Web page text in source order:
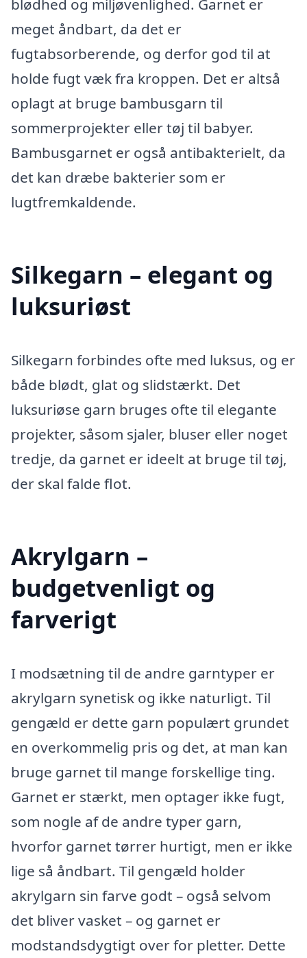
blødhed og miljøvenlighed. Garnet er
meget åndbart, da det er
fugtabsorberende, og derfor god til at
holde fugt væk fra kroppen. Det er altså
oplagt at bruge bambusgarn til
sommerprojekter eller tøj til babyer.
Bambusgarnet er også antibakterielt, da
det kan dræbe bakterier som er
lugtfremkaldende.
Silkegarn – elegant og
luksuriøst
Silkegarn forbindes ofte med luksus, og er
både blødt, glat og slidstærkt. Det
luksuriøse garn bruges ofte til elegante
projekter, såsom sjaler, bluser eller noget
tredje, da garnet er ideelt at bruge til tøj,
der skal falde flot.
Akrylgarn –
budgetvenligt og
farverigt
I modsætning til de andre garntyper er
akrylgarn synetisk og ikke naturligt. Til
gengæld er dette garn populært grundet
en overkommelig pris og det, at man kan
bruge garnet til mange forskellige ting.
Garnet er stærkt, men optager ikke fugt,
som nogle af de andre typer garn,
hvorfor garnet tørrer hurtigt, men er ikke
lige så åndbart. Til gengæld holder
akrylgarn sin farve godt – også selvom
det bliver vasket – og garnet er
modstandsdygtigt over for pletter. Dette